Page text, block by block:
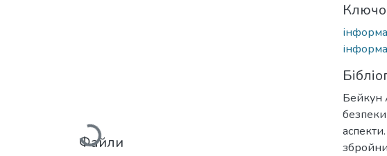
Вантажиться...
Файли
Бейкун